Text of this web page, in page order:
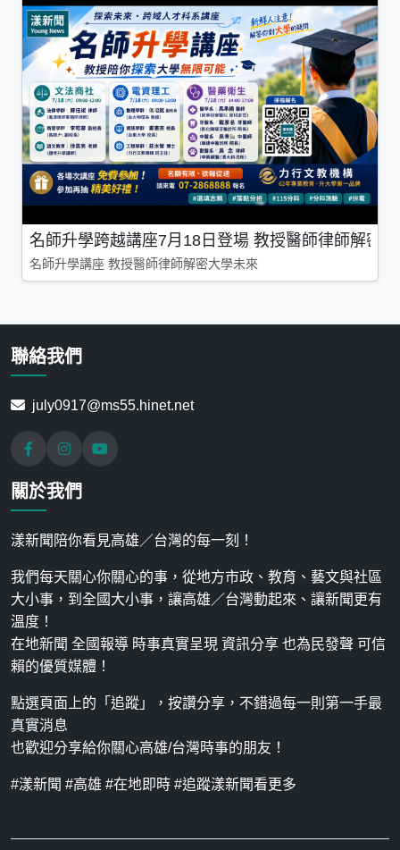
名師升學跨越講座7月18日登場 教授醫師律師解密
名師升學講座 教授醫師律師解密大學未來
聯絡我們
july0917@ms55.hinet.net
關於我們
漾新聞陪你看見高雄／台灣的每一刻！
我們每天關心你關心的事，從地方市政、教育、藝文與社區
大小事，到全國大小事，讓高雄／台灣動起來、讓新聞更有
溫度！
在地新聞 全國報導 時事真實呈現 資訊分享 也為民發聲 可信
賴的優質媒體！
點選頁面上的「追蹤」，按讚分享，不錯過每一則第一手最
真實消息
也歡迎分享給你關心高雄/台灣時事的朋友！
#漾新聞 #高雄 #在地即時 #追蹤漾新聞看更多